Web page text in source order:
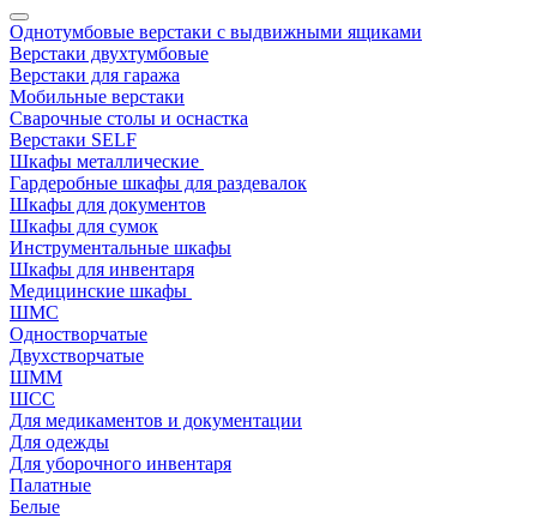
Однотумбовые верстаки с выдвижными ящиками
Верстаки двухтумбовые
Верстаки для гаража
Мобильные верстаки
Сварочные столы и оснастка
Верстаки SELF
Шкафы металлические
Гардеробные шкафы для раздевалок
Шкафы для документов
Шкафы для сумок
Инструментальные шкафы
Шкафы для инвентаря
Медицинские шкафы
ШМС
Одностворчатые
Двухстворчатые
ШММ
ШСС
Для медикаментов и документации
Для одежды
Для уборочного инвентаря
Палатные
Белые